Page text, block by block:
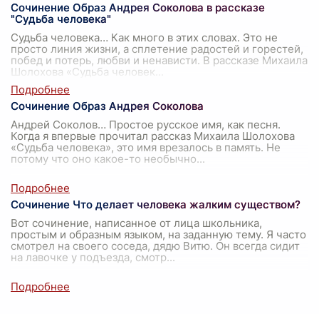
Сочинение Образ Андрея Соколова в рассказе
"Судьба человека"
Судьба человека… Как много в этих словах. Это не
просто линия жизни, а сплетение радостей и горестей,
побед и потерь, любви и ненависти. В рассказе Михаила
Шолохова «Судьба человек
Сочинение Образ Андрея Соколова
Андрей Соколов… Простое русское имя, как песня.
Когда я впервые прочитал рассказ Михаила Шолохова
«Судьба человека», это имя врезалось в память. Не
потому что оно какое-то необычно...
Сочинение Что делает человека жалким существом?
Вот сочинение, написанное от лица школьника,
простым и образным языком, на заданную тему. Я часто
смотрел на своего соседа, дядю Витю. Он всегда сидит
на лавочке у подъезда, смотр...